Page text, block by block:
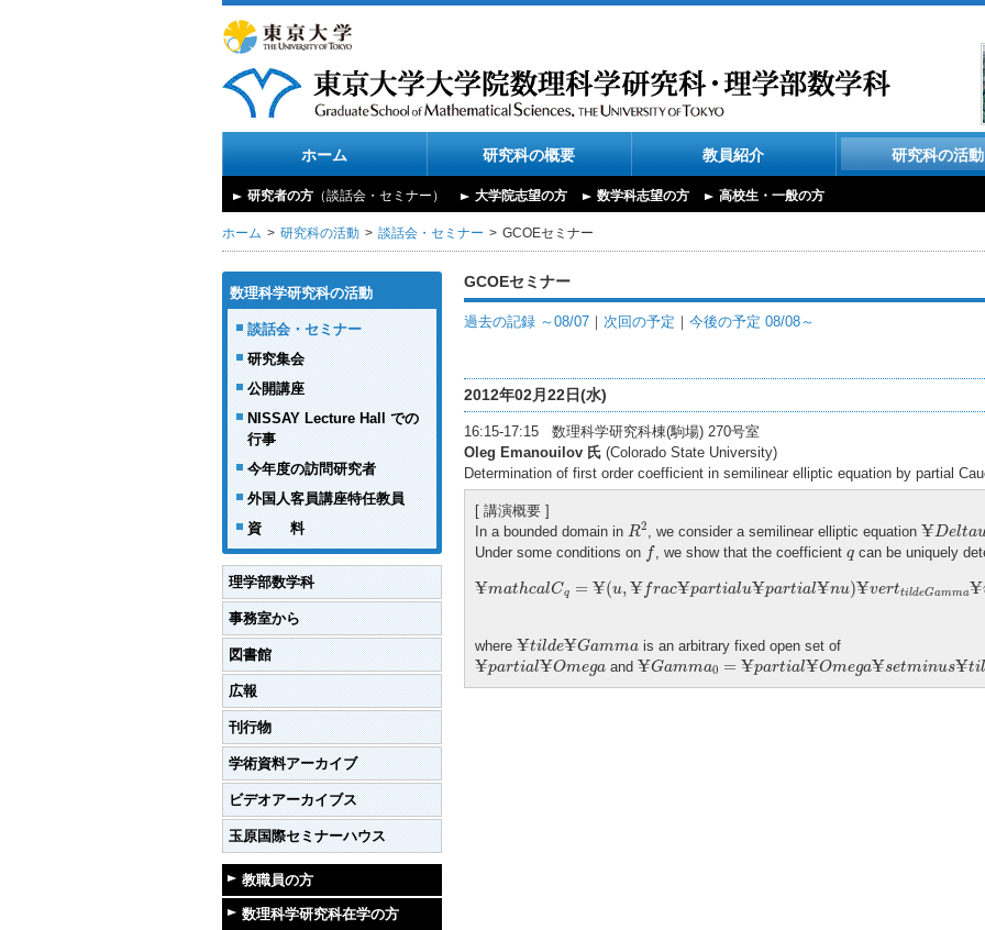
ホーム 研究科の概要 教員紹介 研究科の活動
研究者の方 （談話会・セミナー） 大学院志望の方 数学科志望の方 高校生・一般の方
ホーム 研究科の活動 談話会・セミナー GCOEセミナー
数理科学研究科の活動
談話会・セミナー
研究集会
公開講座
NISSAY Lecture Hall での
行事
今年度の訪問研究者
外国人客員講座特任教員
資 料
理学部数学科
事務室から
図書館
広報
刊行物
学術資料アーカイブ
ビデオアーカイブス
玉原国際セミナーハウス
教職員の方
数理科学研究科在学の方
GCOEセミナー
過去の記録 ～08/07 ｜ 次回の予定 ｜ 今後の予定 08/08～
2012年02月22日(水)
16:15-17:15 数理科学研究科棟(駒場) 270号室
Oleg Emanouilov 氏 (Colorado State University)
Determination of first order coefficient in semilinear elliptic equation by partial
[ 講演概要 ]
In a bounded domain in R2
R2
, we consider a semilinear elliptic equation ¥Delta
¥De ta
Under some conditions on f
f , we show that the coefficient q
q can be uniquely
¥mathcalCq = ¥(u,¥ frac¥partialu¥partial¥nu)¥verttildeGamma¥
mat cal C ¥(u a c¥ par ¥ par ¥nu m
where ¥tilde¥Gamma
¥til de¥ Gam is an arbitrary fixed open set of
¥partial¥Omega
¥p a l Ome and ¥Gamma0 = ¥partial¥Omega¥setminus¥ti
¥Ga =¥ par ¥ O mega mi u ti ¥G a